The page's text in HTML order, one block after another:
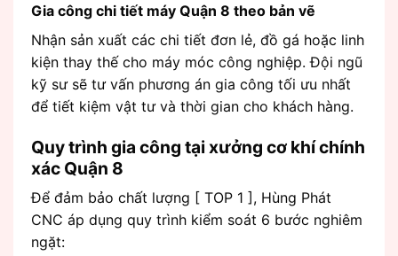
Gia công chi tiết máy Quận 8 theo bản vẽ
Nhận sản xuất các chi tiết đơn lẻ, đồ gá hoặc linh
kiện thay thế cho máy móc công nghiệp. Đội ngũ
kỹ sư sẽ tư vấn phương án gia công tối ưu nhất
để tiết kiệm vật tư và thời gian cho khách hàng.
Quy trình gia công tại xưởng cơ khí chính
xác Quận 8
Để đảm bảo chất lượng [ TOP 1 ], Hùng Phát
CNC áp dụng quy trình kiểm soát 6 bước nghiêm
ngặt: